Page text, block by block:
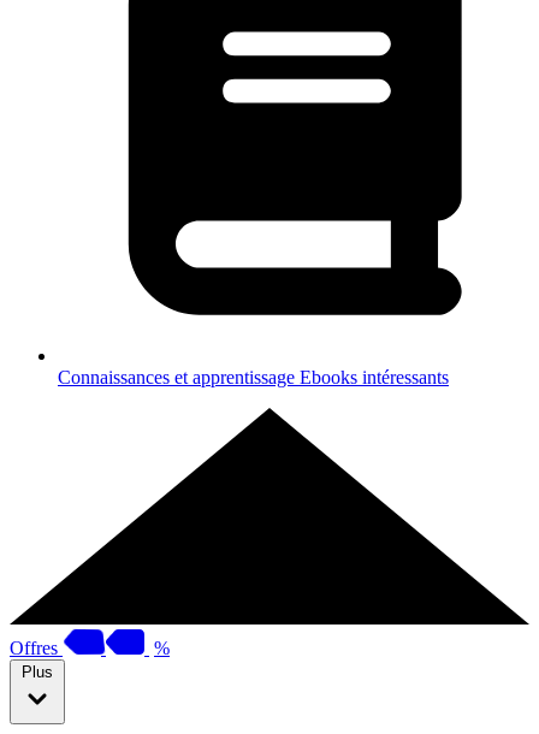
Connaissances et apprentissage Ebooks intéressants
Offres %
Plus